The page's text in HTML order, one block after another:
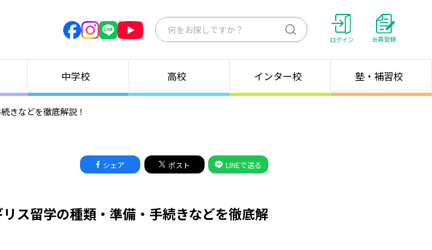
検
ログイン 会員登録
中学校 高校 インター校 塾・補習校
きなどを徹底解説！
シェア ポスト LINEで送る
ス留学の種類・準備・手続きなどを徹底解